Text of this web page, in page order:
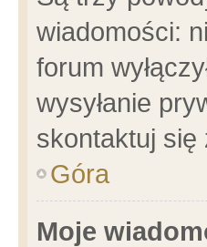
wiadomości:
forum
wysyłanie
skontaktuj się
Góra
Moje